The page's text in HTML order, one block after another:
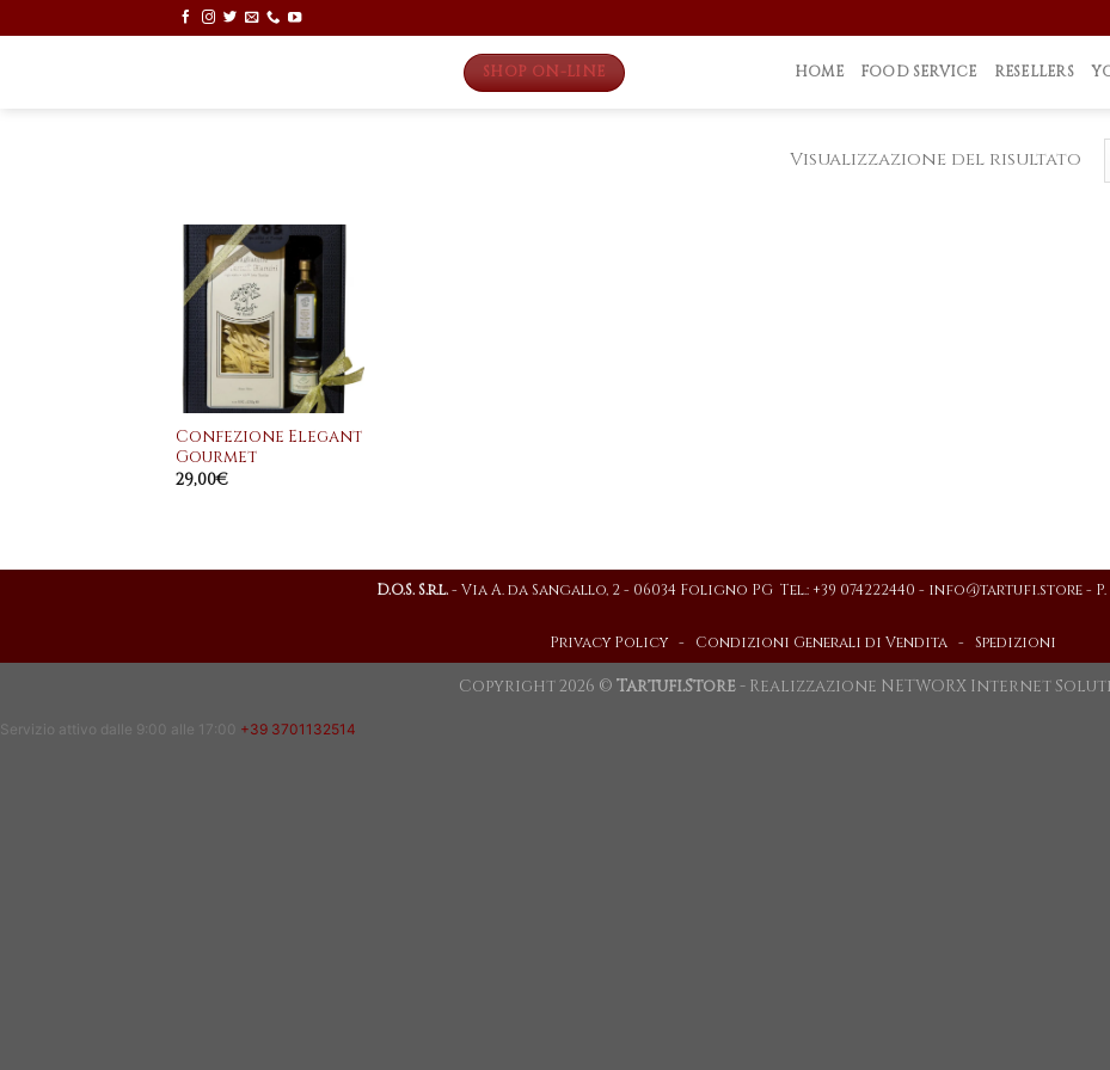
to
SHOP ON-LINE HOME FOOD SERVICE RESELLERS
Visualizzazione del risultato
Aggiungi
alla
lista dei
desideri
Confezione Elegant
Gourmet
29,00€
D.O.S. S.r.l.- Via A. da Sangallo, 2 - 06034 Foligno PG Tel.: +39 074222440 - info@tartufi.store- P.
Privacy Policy - Condizioni Generali di Vendita - Spedizioni
Copyright 2026 © Tartufi.Store- Realizzazione NETWORX Internet
Servizio attivo dalle 9:00 alle 17:00 +39 3701132514